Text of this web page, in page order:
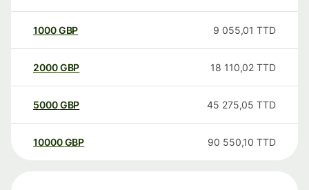
1000GBP 9 055,01 TTD
2000GBP 18 110,02 TTD
5000GBP 45 275,05 TTD
10000 GBP 90 550,10 TTD